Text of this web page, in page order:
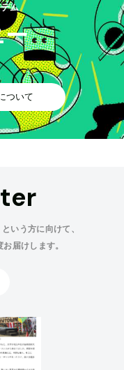
ム
ついて
いう方に向けて、
届けします。